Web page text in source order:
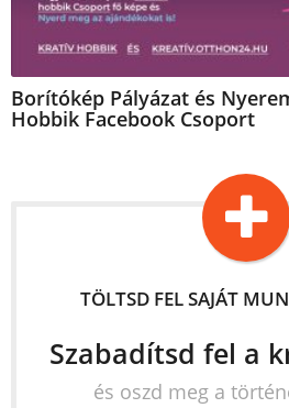
Borítókép Pályázat és
Hobbik Facebook Csoport
TÖLTSD FEL SAJÁT
Szabadítsd fel a
és oszd meg a